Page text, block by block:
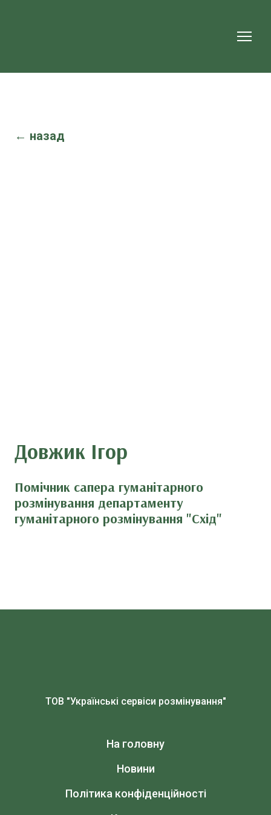
← назад
Довжик Ігор
Помічник сапера гуманітарного
розмінування департаменту
гуманітарного розмінування "Схід"
ТОВ "Українські сервіси розмінування"
На головну
Новини
Політика конфіденційності